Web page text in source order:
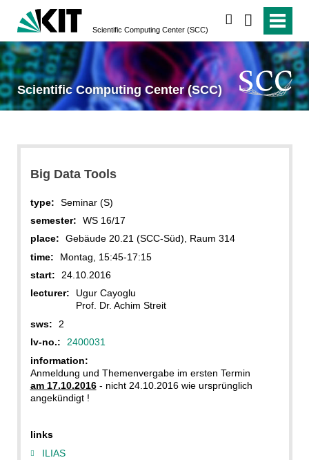
Scientific Computing Center (SCC)
Scientific Computing Center (SCC)
Big Data Tools
type:
Seminar (S)
semester:
WS 16/17
place:
Gebäude 20.21 (SCC-Süd), Raum 314
time:
Montag, 15:45-17:15
start:
24.10.2016
lecturer:
Ugur Cayoglu
Prof. Dr. Achim Streit
sws:
2
lv-no.:
2400031
information:
Anmeldung und Themenvergabe im ersten Termin
am 17.10.2016- nicht 24.10.2016 wie ursprünglich
angekündigt !
links
ILIAS